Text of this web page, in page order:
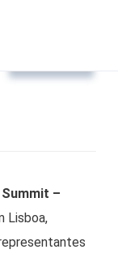
Summit –
Lisboa,